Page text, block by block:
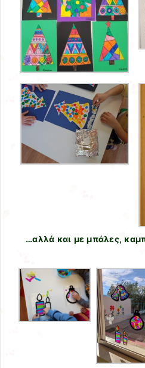
…αλλά και με μπάλες,